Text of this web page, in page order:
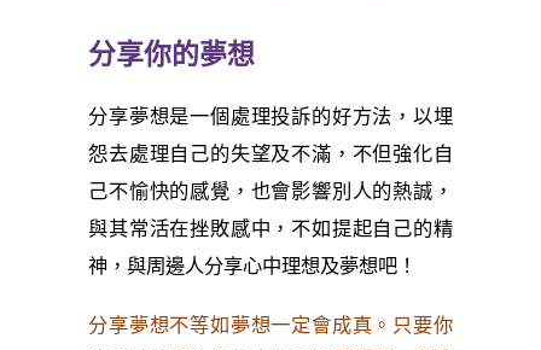
分享你的夢想
分享夢想是一個處理投訴的好方法，以埋
怨去處理自己的失望及不滿，不但強化自
己不愉快的感覺，也會影響別人的熱誠，
與其常活在挫敗感中，不如提起自己的精
神，與周邊人分享心中理想及夢想吧！
分享夢想不等如夢想一定會成真。只要你